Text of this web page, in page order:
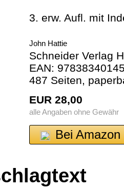
3. erw. Aufl. mit
John Hattie
Schneider Verlag
EAN:
487 Seiten,
EUR 28,00
alle Angaben ohne Gewähr
Bei Amazon